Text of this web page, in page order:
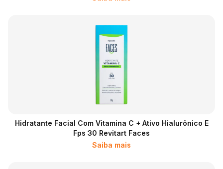
Hidratante Facial Com Vitamina C + Ativo Hialurônico E
Fps 30 Revitart Faces
Saiba mais